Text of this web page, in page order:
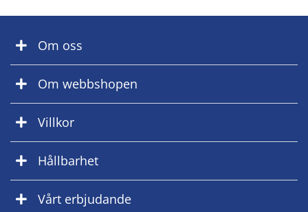
Om oss
Om webbshopen
Villkor
Hållbarhet
Vårt erbjudande